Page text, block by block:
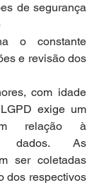
de segurança
constante
e revisão dos
com idade
exige um
relação à
dados. As
ser coletadas
dos respectivos